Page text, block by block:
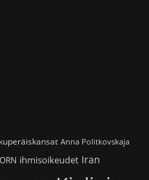
Anna Politkovskaja
ihmisoikeudet Iran